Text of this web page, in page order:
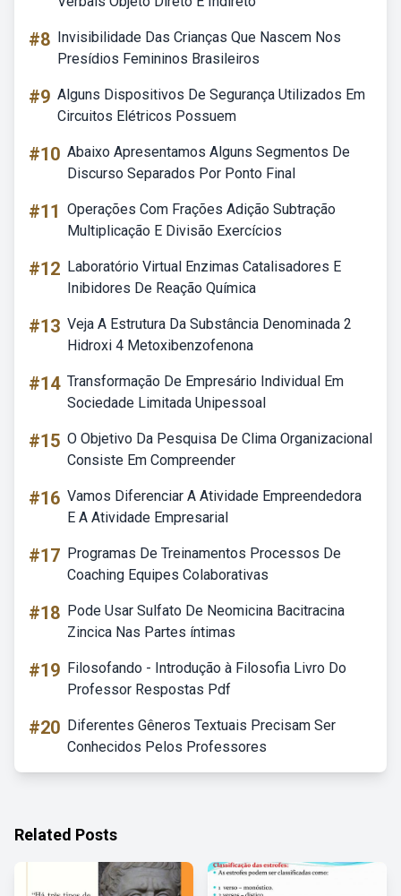
#8 Invisibilidade Das Crianças Que Nascem Nos
Presídios Femininos Brasileiros
#9 Alguns Dispositivos De Segurança Utilizados Em
Circuitos Elétricos Possuem
#10 Abaixo Apresentamos Alguns Segmentos De
Discurso Separados Por Ponto Final
#11 Operações Com Frações Adição Subtração
Multiplicação E Divisão Exercícios
#12 Laboratório Virtual Enzimas Catalisadores E
Inibidores De Reação Química
#13 Veja A Estrutura Da Substância Denominada 2
Hidroxi 4 Metoxibenzofenona
#14 Transformação De Empresário Individual Em
Sociedade Limitada Unipessoal
#15 O Objetivo Da Pesquisa De Clima Organizacional
Consiste Em Compreender
#16 Vamos Diferenciar A Atividade Empreendedora
E A Atividade Empresarial
#17 Programas De Treinamentos Processos De
Coaching Equipes Colaborativas
#18 Pode Usar Sulfato De Neomicina Bacitracina
Zincica Nas Partes íntimas
#19 Filosofando - Introdução à Filosofia Livro Do
Professor Respostas Pdf
#20 Diferentes Gêneros Textuais Precisam Ser
Conhecidos Pelos Professores
Related Posts